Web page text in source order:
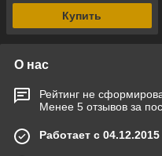
Купить
О нас
Рейтинг не
Менее 5 отзывов за
Работает с 04.12.2015